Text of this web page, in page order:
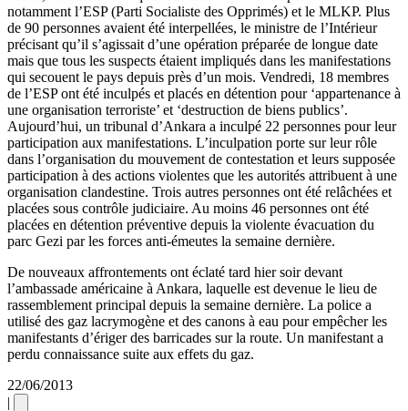
notamment l’ESP (Parti Socialiste des Opprimés) et le MLKP. Plus
de 90 personnes avaient été interpellées, le ministre de l’Intérieur
précisant qu’il s’agissait d’une opération préparée de longue date
mais que tous les suspects étaient impliqués dans les manifestations
qui secouent le pays depuis près d’un mois. Vendredi, 18 membres
de l’ESP ont été inculpés et placés en détention pour ‘appartenance à
une organisation terroriste’ et ‘destruction de biens publics’.
Aujourd’hui, un tribunal d’Ankara a inculpé 22 personnes pour leur
participation aux manifestations. L’inculpation porte sur leur rôle
dans l’organisation du mouvement de contestation et leurs supposée
participation à des actions violentes que les autorités attribuent à une
organisation clandestine. Trois autres personnes ont été relâchées et
placées sous contrôle judiciaire. Au moins 46 personnes ont été
placées en détention préventive depuis la violente évacuation du
parc Gezi par les forces anti-émeutes la semaine dernière.
De nouveaux affrontements ont éclaté tard hier soir devant
l’ambassade américaine à Ankara, laquelle est devenue le lieu de
rassemblement principal depuis la semaine dernière. La police a
utilisé des gaz lacrymogène et des canons à eau pour empêcher les
manifestants d’ériger des barricades sur la route. Un manifestant a
perdu connaissance suite aux effets du gaz.
22/06/2013
|